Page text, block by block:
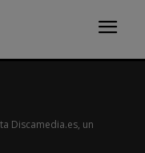
Discamedia.es, un